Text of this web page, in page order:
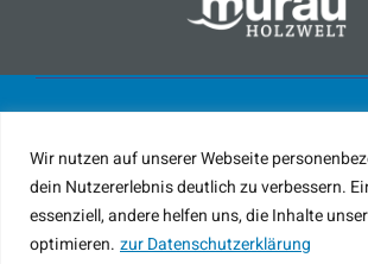
Wir nutzen auf unserer Webseite
dein Nutzererlebnis deutlich zu verbessern.
essenziell, andere helfen uns, die Inhalte
optimieren. zur Datenschutzerklärung
© 2023 mit Liebe im Herzen
Mediadome Werbeagentur